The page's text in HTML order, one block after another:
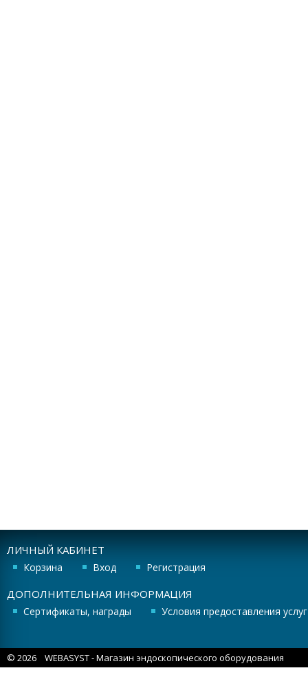
ЛИЧНЫЙ КАБИНЕТ
Корзина Вход Регистрация
ДОПОЛНИТЕЛЬНАЯ ИНФОРМАЦИЯ
Сертификаты, награды Условия предоставления услуг
© 2026 WEBASYST- Магазин эндоскопического оборудования